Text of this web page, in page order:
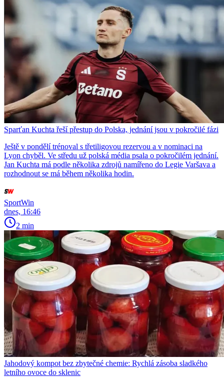
Sparťan Kuchta řeší přestup do Polska, jednání jsou v pokročilé fázi
Ještě v pondělí trénoval s třetiligovou rezervou a v nominaci na
Lyon chyběl. Ve středu už polská média psala o pokročilém jednání.
Jan Kuchta má podle několika zdrojů namířeno do Legie Varšava a
rozhodnout se má během několika hodin.
SportWin
dnes, 16:46
2 min
Jahodový kompot bez zbytečné chemie: Rychlá zásoba sladkého
letního ovoce do sklenic